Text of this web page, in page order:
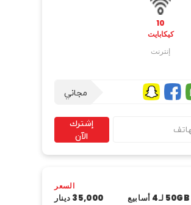
10
كيكابايت
إنترنت
مجاني
إشترك
الآن
السعر
35,000 دینار